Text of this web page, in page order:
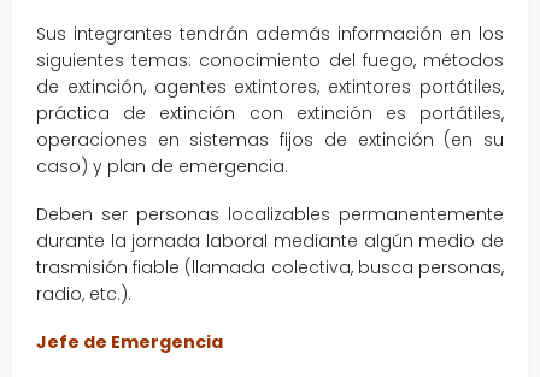
Sus integrantes tendrán además información en los
siguientes temas: conocimiento del fuego, métodos
de extinción, agentes extintores, extintores portátiles,
práctica de extinción con extinción es portátiles,
operaciones en sistemas fijos de extinción (en su
caso) y plan de emergencia.
Deben ser personas localizables permanentemente
durante la jornada laboral mediante algún medio de
trasmisión fiable (llamada colectiva, busca personas,
radio, etc.).
Jefe de Emergencia